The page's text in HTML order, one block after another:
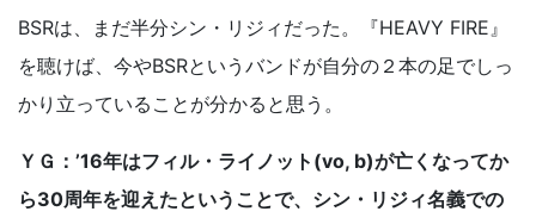
BSRは、まだ半分シン・リジィだった。『HEAVY FIRE』
を聴けば、今やBSRというバンドが自分の２本の足でしっ
かり立っていることが分かると思う。
ＹＧ：’16年はフィル・ライノット(vo, b)が亡くなってか
ら30周年を迎えたということで、シン・リジィ名義での